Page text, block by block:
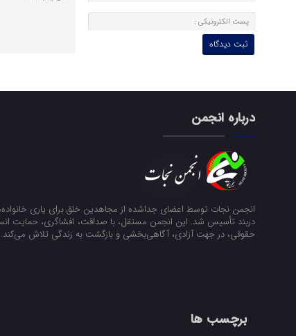
درباره انجمن
انجمن نجات توسط اعضای جداشده از مجاهدین خلق برای یاری
دربند تأسیس شد. این انجمن مستقل، با صداقت، افشاگری، حمایت
حقوقی، در جهت آزادی، آگاهی‌بخشی و بازگشت به زندگی تلاش می‌کند.
برچسب ها